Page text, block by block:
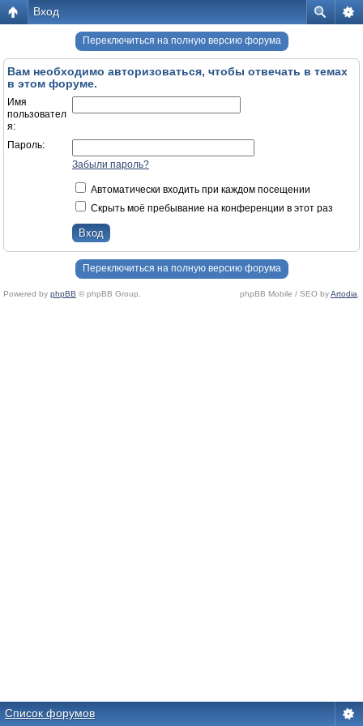
Вход
Переключиться на полную версию форума
Вам необходимо авторизоваться, чтобы отвечать в темах
в этом форуме.
Имя
пользовател
я:
Пароль:
Забыли пароль?
Автоматически входить при каждом посещении
Скрыть моё пребывание на конференции в этот раз
Переключиться на полную версию форума
Powered by phpBB © phpBB Group. phpBB Mobile / SEO byArtodia
Список форумов